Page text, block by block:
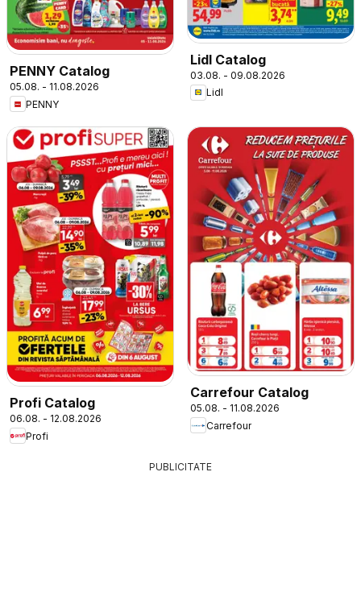
PENNY Catalog
05.08. - 11.08.2026
PENNY
Lidl Catalog
03.08. - 09.08.2026
Lidl
Profi Catalog
06.08. - 12.08.2026
Profi
Carrefour Catalog
05.08. - 11.08.2026
Carrefour
PUBLICITATE